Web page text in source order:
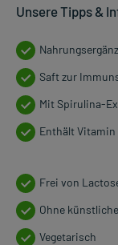
Unsere Tipps &
Saft zur
Mit Spirulina-
Enthält Vitamin
Frei von
Ohne
Vegetarisch